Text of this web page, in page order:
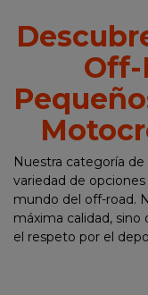
Off-
Nuestra categoría
variedad de
mundo del off-road.
máxima calidad,
el respeto por el